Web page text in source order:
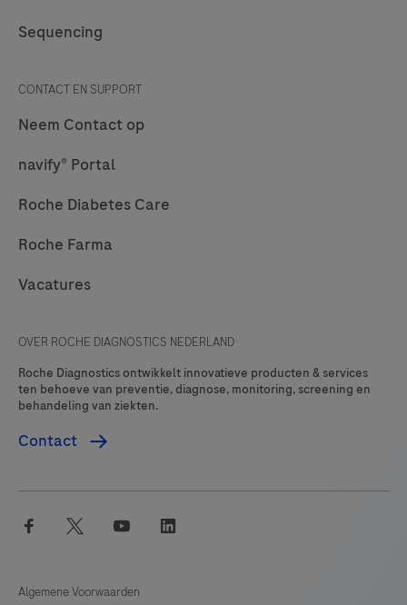
Sequencing
CONTACT EN SUPPORT
Neem Contact op
navify® Portal
Roche Diabetes Care
Roche Farma
Vacatures
OVER ROCHE DIAGNOSTICS NEDERLAND
Roche Diagnostics ontwikkelt innovatieve producten & services
ten behoeve van preventie, diagnose, monitoring, screening en
behandeling van ziekten.
Contact
facebook twitter youtube
Algemene Voorwaarden